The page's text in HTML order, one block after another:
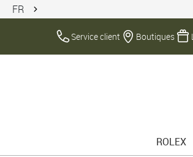
FR
Service client Boutiques
ROLEX